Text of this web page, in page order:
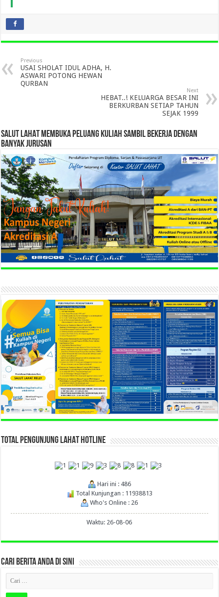
Previous
USAI SHOLAT IDUL ADHA, H.
ASWARI POTONG HEWAN
QURBAN
Next
HEBAT..! KELUARGA BESAR INI
BERKURBAN SETIAP TAHUN
SEJAK 1999
SALUT LAHAT MEMBUKA PELUANG KULIAH SAMBIL BEKERJA DENGAN
BANYAK JURUSAN
TOTAL PENGUNJUNG LAHAT HOTLINE
Hari ini : 486
Total Kunjungan : 11938813
Who's Online : 26
Waktu: 26-08-06
CARI BERITA ANDA DI SINI